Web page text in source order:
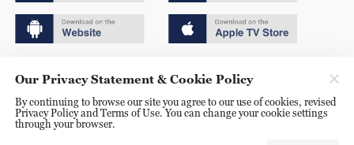
京ICP备20000184号
京公网安备 11010502050052号
Our Privacy Statement & Cookie Policy
By continuing to browse our site you agree to our use of cookies, revised
Privacy Policy and Terms of Use. You can change your cookie settings
through your browser.